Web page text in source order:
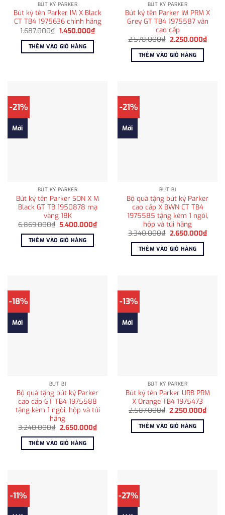
BÚT KÝ PARKER
Bút ký tên Parker IM X Black
CT TB4 1975636 chính hãng
1.687.000₫ Giá
là:
1.687.000₫.
1.450.000₫Giá
hiện
THÊM VÀO GIỎ HÀNG
BÚT KÝ PARKER
Bút ký tên Parker IM PRM X
Grey GT TB4 1975587 vân
cao cấp
2.578.000₫ Giá
là:
2.578.000₫.
2.250.000₫Giá
hiện
THÊM VÀO GIỎ HÀNG
-21%
Mới
BÚT KÝ PARKER
Bút ký tên Parker SON X M
Black GT TB 1950878 mạ
vàng 18K
6.869.000₫ Giá
là:
6.869.000₫.
5.400.000₫Giá
THÊM VÀO GIỎ HÀNG
-21%
Mới
BÚT BI
Bộ quà tặng bút ký Parker
cao cấp X BWN CT TB4
1975585 tặng kèm 1 ngòi,
hộp và túi hãng
3.340.000₫ Giá
là:
3.340.000₫.
2.650.000₫Giá
THÊM VÀO GIỎ HÀNG
-18%
Mới
BÚT BI
Bộ quà tặng bút ký Parker
cao cấp GT TB4 1975588
tặng kèm 1 ngòi, hộp và túi
hãng
3.240.000₫ Giá
là:
3.240.000₫.
2.650.000₫Giá
hiện
THÊM VÀO GIỎ HÀNG
-13%
Mới
BÚT KÝ PARKER
Bút ký tên Parker URB PRM
X Orange TB4 1975473
2.587.000₫ Giá
là:
2.587.000₫.
2.250.000₫Giá
hiện
THÊM VÀO GIỎ HÀNG
-11% -27%